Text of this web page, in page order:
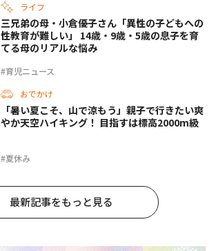
ライフ
#育児ニュース
三兄弟の母・小倉優子さん「異性の子どもへの
性教育が難しい」 14歳・9歳・5歳の息子を育
てる母のリアルな悩み
おでかけ
#夏休み
「暑い夏こそ、山で涼もう」親子で行きたい爽
やか天空ハイキング！ 目指すは標高2000m級
最新記事をもっと見る